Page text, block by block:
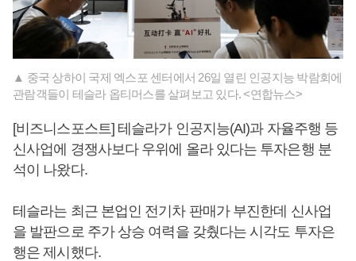
▲ 중국 상하이 국제 엑스포 센터에서 26일 열린 인공지능 박람회에
관람객들이 테슬라 옵티머스를 살펴보고 있다. <연합뉴스>
[비즈니스포스트] 테슬라가 인공지능(AI)과 자율주행 등
신사업에 경쟁사보다 우위에 올라 있다는 투자은행 분
석이 나왔다.
테슬라는 최근 본업인 전기차 판매가 부진한데 신사업
을 발판으로 주가 상승 여력을 갖췄다는 시각도 투자은
행은 제시했다.